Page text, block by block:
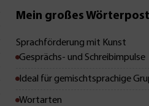
Mein großes
Sprachförderung mit Kunst
Gesprächs- und Schreibimpulse
Ideal für gemischtsprachige
Wortarten